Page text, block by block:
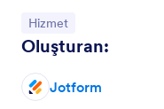
Kategoriye git:
Hizmet
Oluşturan:
Jotform
Motosiklet